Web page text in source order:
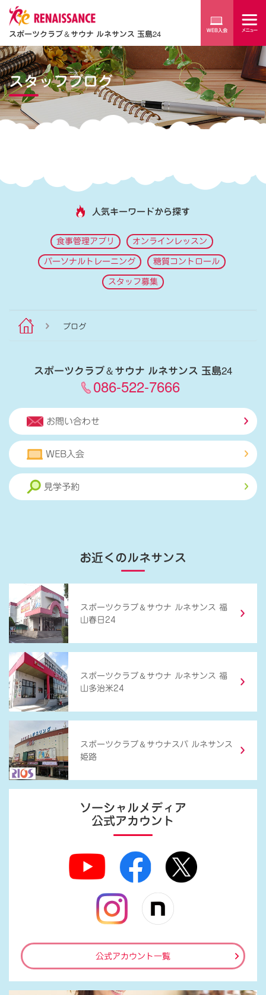
スポーツクラブ＆サウナ ルネサンス 玉島24
スタッフブログ
人気キーワードから探す
食事管理アプリ オンラインレッスン
パーソナルトレーニング 糖質コントロール
スタッフ募集
ブログ
スポーツクラブ＆サウナ ルネサンス 玉島24
086-522-7666
お問い合わせ
WEB入会
見学予約
お近くのルネサンス
スポーツクラブ ＆ サウナ ルネサンス 福
山春日24
スポーツクラブ ＆ サウナ ルネサンス 福
山多治米24
スポーツクラブ ＆ サウナスパ ルネサンス
姫路
ソーシャルメディア
公式アカウント
公式アカウント一覧